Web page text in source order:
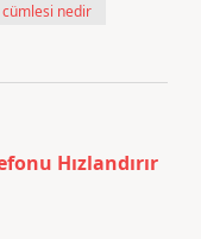
cümlesi nedir
Hızlandırır